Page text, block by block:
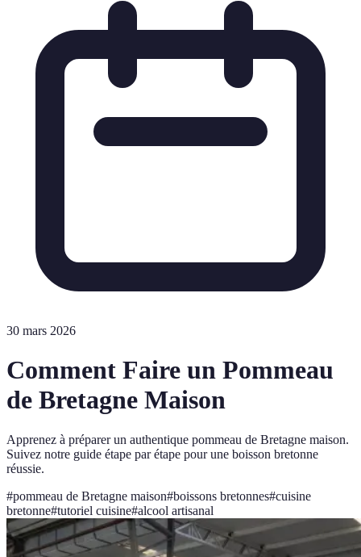
30 mars 2026
Comment Faire un Pommeau
de Bretagne Maison
Apprenez à préparer un authentique pommeau de Bretagne maison.
Suivez notre guide étape par étape pour une boisson bretonne
réussie.
#pommeau de Bretagne maison#boissons bretonnes#cuisine
bretonne#tutoriel cuisine#alcool artisanal